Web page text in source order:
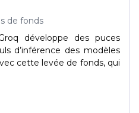
de fonds
développe des puces
d’inférence des modèles
cette levée de fonds, qui